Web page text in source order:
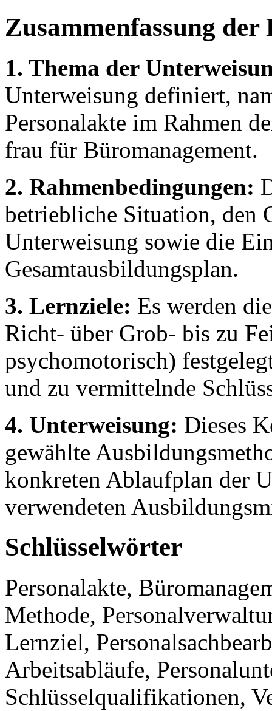
Zusammenfassung der
1. Thema der
Unterweisung definiert,
Personalakte im Rahmen
frau für Büromanagement.
2. Rahmenbedingungen:
betriebliche Situation, den
Unterweisung sowie die
Gesamtausbildungsplan.
3. Lernziele: Es werden
Richt- über Grob- bis zu
psychomotorisch)
und zu vermittelnde
4. Unterweisung: Dieses
gewählte
konkreten Ablaufplan der
verwendeten
Schlüsselwörter
Personalakte,
Methode,
Lernziel,
Arbeitsabläufe,
Schlüsselqualifikationen,